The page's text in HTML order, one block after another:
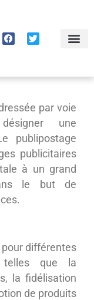
par voie
une
publipostage
publicitaires
à un grand
le but de
différentes
que la
la fidélisation
de produits